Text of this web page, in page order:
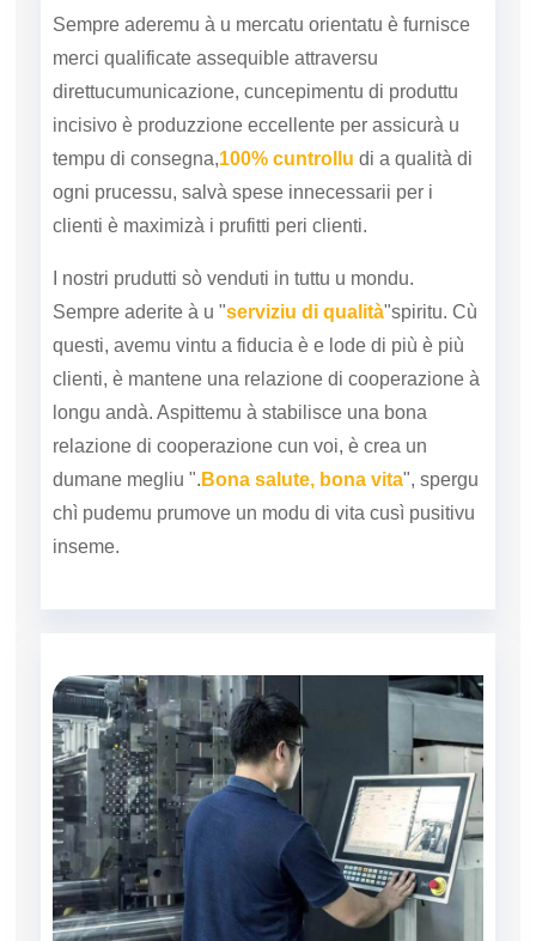
Sempre aderemu à u mercatu orientatu è furnisce
merci qualificate assequible attraversu
direttucumunicazione, cuncepimentu di produttu
incisivo è produzzione eccellente per assicurà u
tempu di consegna,100% cuntrollu di a qualità di
ogni prucessu, salvà spese innecessarii per i
clienti è maximizà i prufitti peri clienti.
I nostri prudutti sò venduti in tuttu u mondu.
Sempre aderite à u "serviziu di qualità"spiritu. Cù
questi, avemu vintu a fiducia è e lode di più è più
clienti, è mantene una relazione di cooperazione à
longu andà. Aspittemu à stabilisce una bona
relazione di cooperazione cun voi, è crea un
dumane megliu ". Bona salute, bona vita", spergu
chì pudemu prumove un modu di vita cusì pusitivu
inseme.